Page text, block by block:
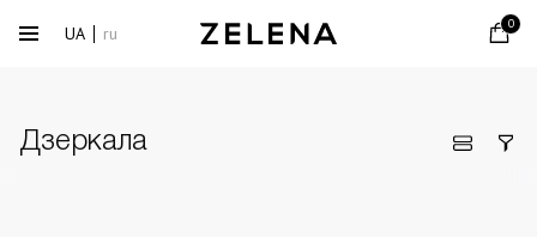
UA ru 0
Дзеркала